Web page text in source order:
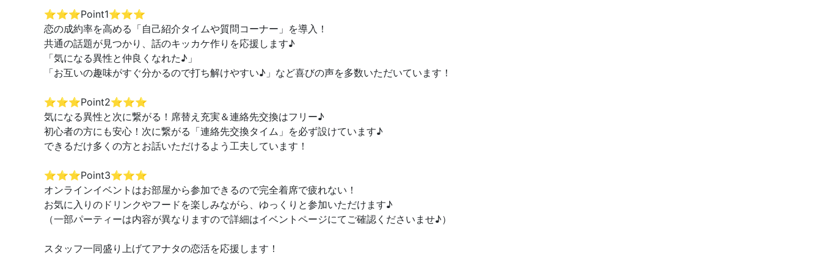
⭐️⭐️⭐️Point1⭐️⭐️⭐️
恋の成約率を高める「自己紹介タイムや質問コーナー」を導入！
共通の話題が見つかり、話のキッカケ作りを応援します♪
「気になる異性と仲良くなれた♪」
「お互いの趣味がすぐ分かるので打ち解けやすい♪」など喜びの声を多数いただいています！
⭐️⭐️⭐️Point2⭐️⭐️⭐️
気になる異性と次に繋がる！席替え充実＆連絡先交換はフリー♪
初心者の方にも安心！次に繋がる「連絡先交換タイム」を必ず設けています♪
できるだけ多くの方とお話いただけるよう工夫しています！
⭐️⭐️⭐️Point3⭐️⭐️⭐️
オンラインイベントはお部屋から参加できるので完全着席で疲れない！
お気に入りのドリンクやフードを楽しみながら、ゆっくりと参加いただけます♪
（一部パーティーは内容が異なりますので詳細はイベントページにてご確認くださいませ♪）
スタッフ一同盛り上げてアナタの恋活を応援します！